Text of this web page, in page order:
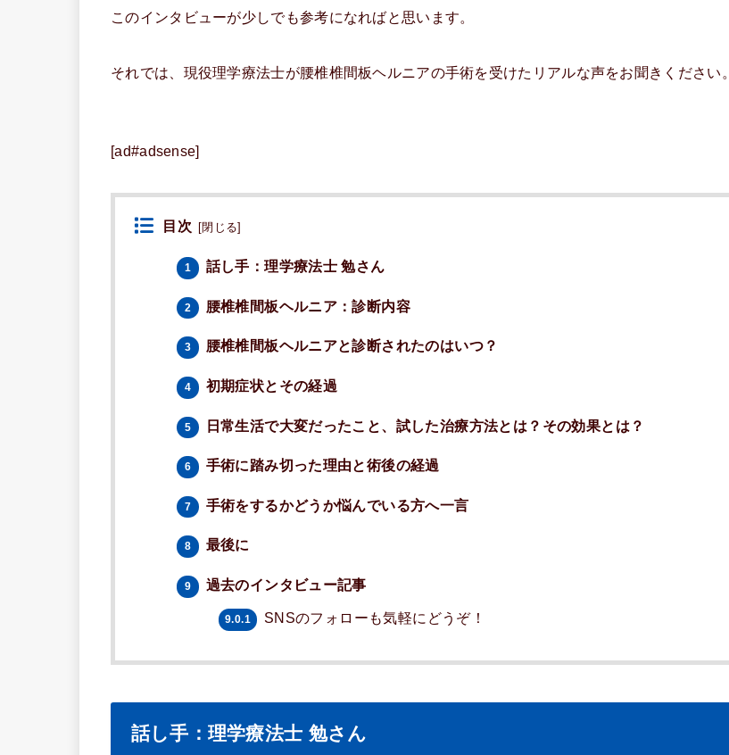
このインタビューが少しでも参考になればと思います。
それでは、現役理学療法士が腰椎椎間板ヘルニアの手術を受けたリアルな声をお聞きください。
[ad#adsense]
目次 閉じる
1 話し手：理学療法士 勉さん
2 腰椎椎間板ヘルニア：診断内容
3 腰椎椎間板ヘルニアと診断されたのはいつ？
4 初期症状とその経過
5 日常生活で大変だったこと、試した治療方法とは？その効果とは？
6 手術に踏み切った理由と術後の経過
7 手術をするかどうか悩んでいる方へ一言
8 最後に
9 過去のインタビュー記事
9.0.1 SNSのフォローも気軽にどうぞ！
話し手：理学療法士 勉さん